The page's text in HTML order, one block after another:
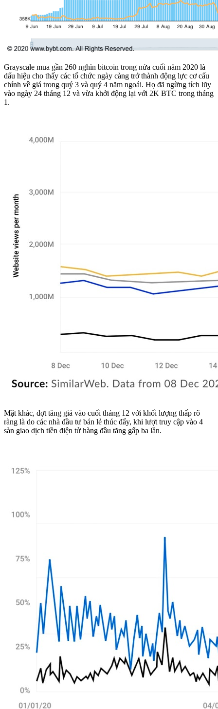
Grayscale mua gần 260 nghìn bitcoin trong nửa cuối năm 2020 là
dấu hiệu cho thấy các tổ chức ngày càng trở thành động lực cơ cấu
chính về giá trong quý 3 và quý 4 năm ngoái. Họ đã ngừng tích lũy
vào ngày 24 tháng 12 và vừa khởi động lại với 2K BTC trong tháng
1.
Mặt khác, đợt tăng giá vào cuối tháng 12 với khối lượng thấp rõ
ràng là do các nhà đầu tư bán lẻ thúc đẩy, khi lượt truy cập vào 4
sàn giao dịch tiền điện tử hàng đầu tăng gấp ba lần.